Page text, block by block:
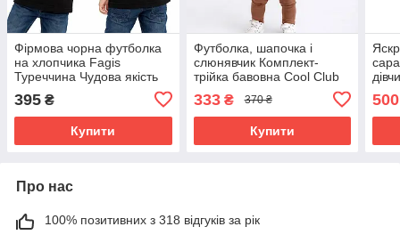
Фірмова чорна футболка
на хлопчика Fagis
Туреччина Чудова якість
116,128
395 ₴
Купити
Футболка, шапочка і
слюнявчик Комплект-
трійка бавовна Cool Club
333₴ 370 ₴
Купити
Про нас
100% позитивних з 318 відгуків за рік